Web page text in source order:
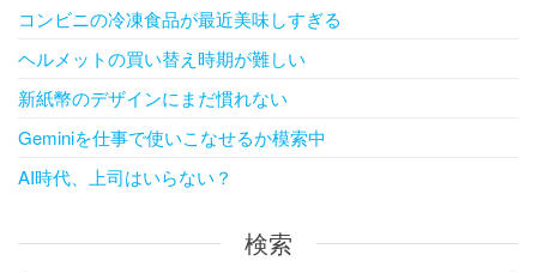
コンビニの冷凍食品が最近美味しすぎる
ヘルメットの買い替え時期が難しい
新紙幣のデザインにまだ慣れない
Geminiを仕事で使いこなせるか模索中
AI時代、上司はいらない？
検索